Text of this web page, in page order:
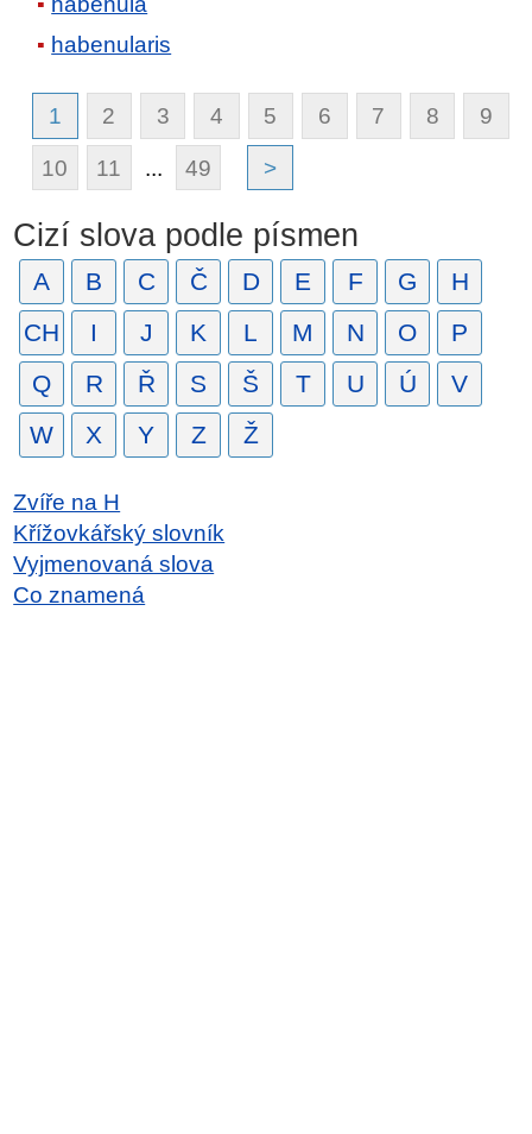
habenularis
1 2 3 4 5 6 7 8 9
10 11 ... 49 >
Cizí slova podle písmen
A B C Č D E F G
H
CH
I J K L M N O
P
Q
R Ř S Š T U Ú
V
W
X Y Z Ž
Zvíře na H
Křížovkářský slovník
Vyjmenovaná slova
Co znamená